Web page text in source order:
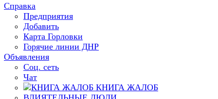
Справка
Предприятия
Добавить
Карта Горловки
Горячие линии ДНР
Объявления
Соц. сеть
Чат
КНИГА ЖАЛОБ